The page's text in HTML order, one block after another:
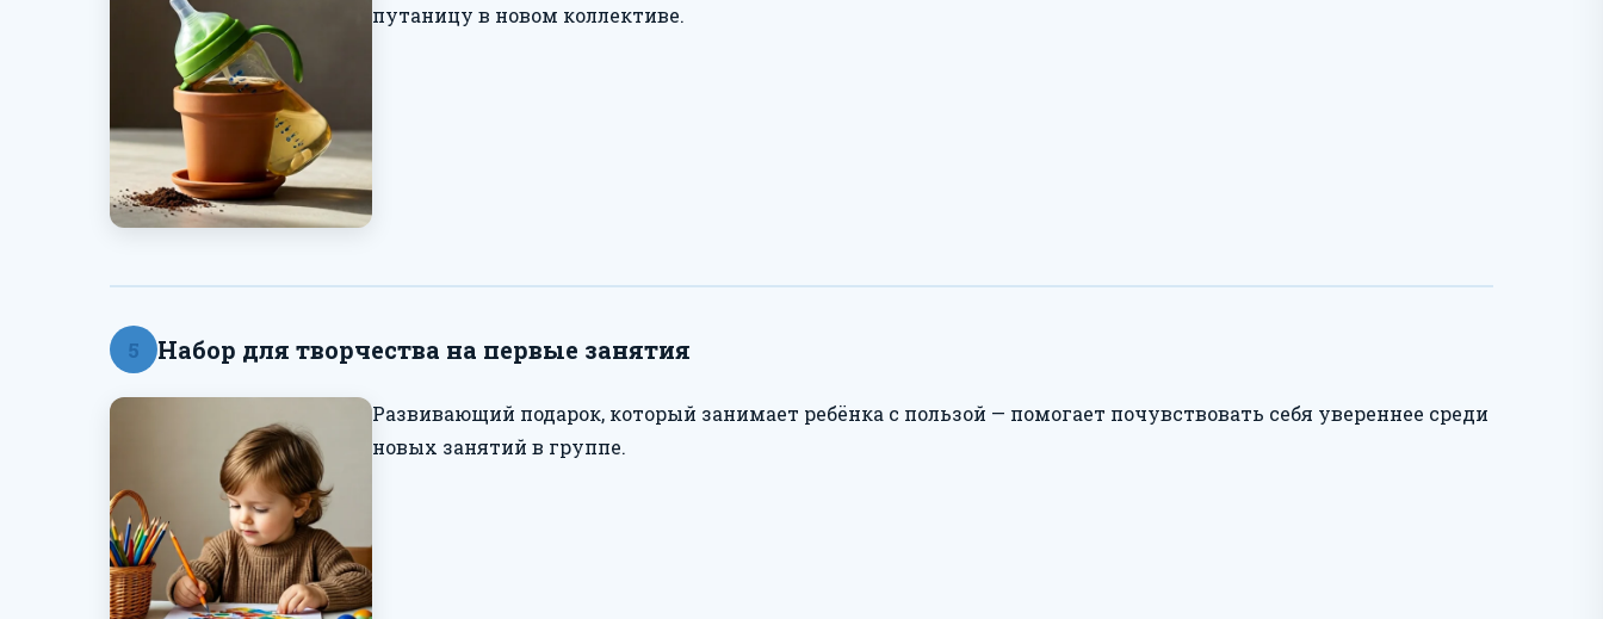
путаницу в новом коллективе.
5 Набор для творчества на первые занятия
Развивающий подарок, который занимает ребёнка с пользой — помогает почувствовать себя увереннее среди
новых занятий в группе.